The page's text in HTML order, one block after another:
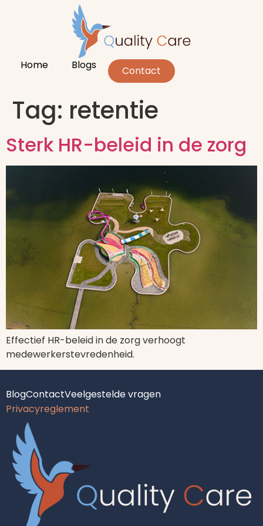
Home Blogs Contact
Tag: retentie
Sterk HR-beleid in de zorg
Effectief HR-beleid in de zorg verhoogt
medewerkerstevredenheid.
BlogContactVeelgestelde vragen
Privacyreglement